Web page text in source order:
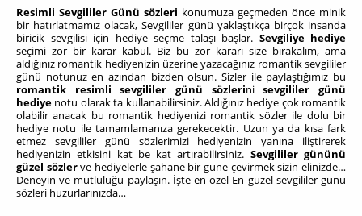
Resimli Sevgililer Günü sözleri konumuza geçmeden önce minik
bir hatırlatmamız olacak, Sevgililer günü yaklaştıkça birçok insanda
biricik sevgilisi için hediye seçme talaşı başlar. Sevgiliye hediye
seçimi zor bir karar kabul. Biz bu zor kararı size bırakalım, ama
aldığınız romantik hediyenizin üzerine yazacağınız romantik sevgililer
günü notunuz en azından bizden olsun. Sizler ile paylaştığımız bu
romantik resimli sevgililer günü sözlerinisevgililer günü
hediye notu olarak ta kullanabilirsiniz. Aldığınız hediye çok romantik
olabilir anacak bu romantik hediyenizi romantik sözler ile dolu bir
hediye notu ile tamamlamanıza gerekecektir. Uzun ya da kısa fark
etmez sevgililer günü sözlerimizi hediyenizin yanına iliştirerek
hediyenizin etkisini kat be kat artırabilirsiniz. Sevgililer gününü
güzel sözlerve hediyelerle şahane bir güne çevirmek sizin elinizde…
Deneyin ve mutluluğu paylaşın. İşte en özel En güzel sevgililer günü
sözleri huzurlarınızda…